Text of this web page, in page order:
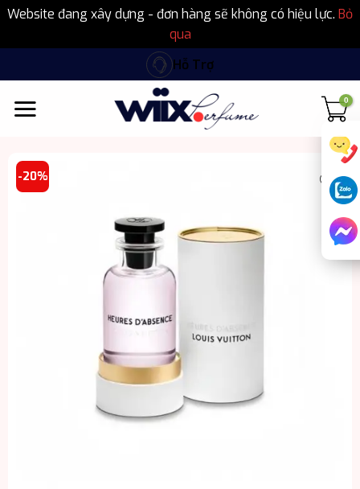
Website đang xây dựng - đơn hàng sẽ không có hiệu lực. Bỏ
qua
qua
nội
dung
Hỗ Trợ
-20%